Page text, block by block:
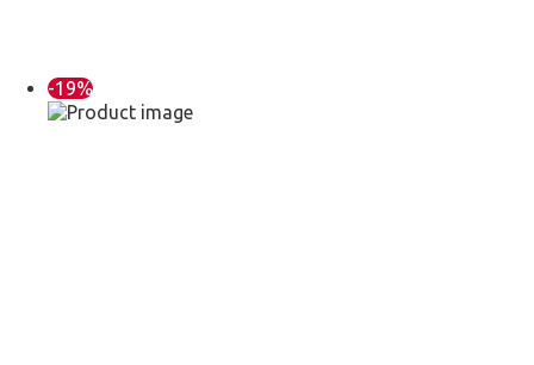
-19%